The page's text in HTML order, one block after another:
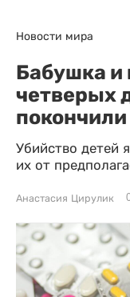
Новости мира
Бабушка и
четверых
покончили
Убийство детей
их от
Анастасия Цирулик